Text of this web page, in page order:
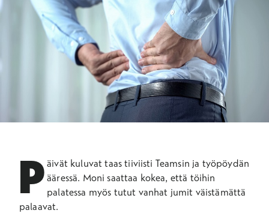
P äivät kuluvat taas tiiviisti Teamsin ja työpöydän
ääressä. Moni saattaa kokea, että töihin
palatessa myös tutut vanhat jumit väistämättä
palaavat.